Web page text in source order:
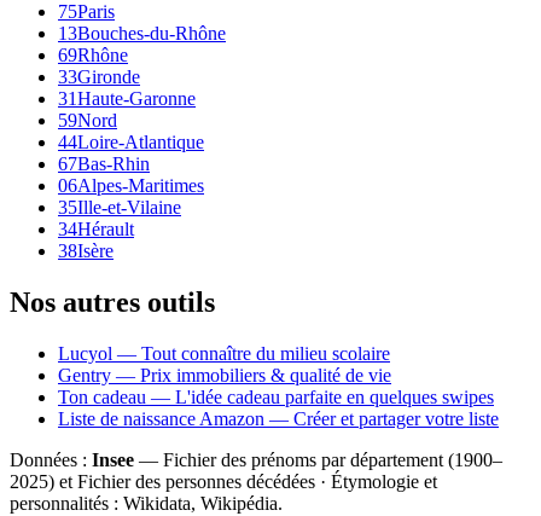
75Paris
13Bouches-du-Rhône
69Rhône
33Gironde
31Haute-Garonne
59Nord
44Loire-Atlantique
67Bas-Rhin
06Alpes-Maritimes
35Ille-et-Vilaine
34Hérault
38Isère
Nos autres outils
Lucyol — Tout connaître du milieu scolaire
Gentry — Prix immobiliers & qualité de vie
Ton cadeau — L'idée cadeau parfaite en quelques swipes
Liste de naissance Amazon — Créer et partager votre liste
Données : Insee — Fichier des prénoms par département (1900–
2025) et Fichier des personnes décédées · Étymologie et
personnalités : Wikidata, Wikipédia.